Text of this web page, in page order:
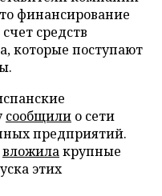
финансирование
средств
которые поступают
сообщили о сети
предприятий.
вложилакрупные
этих